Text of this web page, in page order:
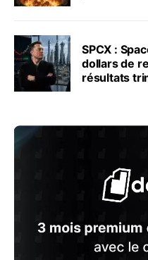
SPCX :
dollars de
résultats